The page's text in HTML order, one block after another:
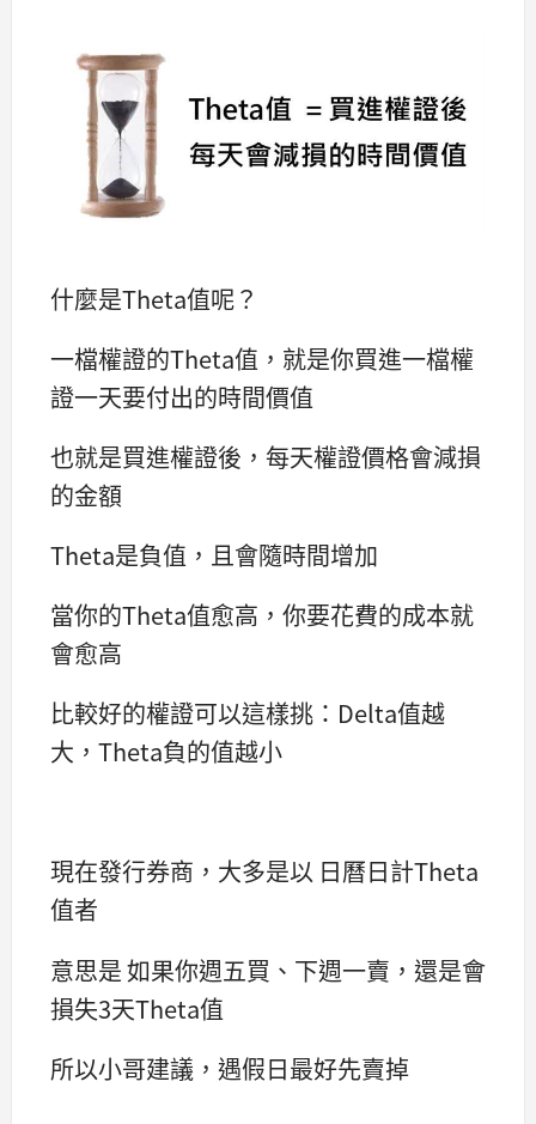
什麼是Theta值呢？
一檔權證的Theta值，就是你買進一檔權
證一天要付出的時間價值
也就是買進權證後，每天權證價格會減損
的金額
Theta是負值，且會隨時間增加
當你的Theta值愈高，你要花費的成本就
會愈高
比較好的權證可以這樣挑：Delta值越
大，Theta負的值越小
現在發行券商，大多是以 日曆日計Theta
值者
意思是 如果你週五買、下週一賣，還是會
損失3天Theta值
所以小哥建議，遇假日最好先賣掉